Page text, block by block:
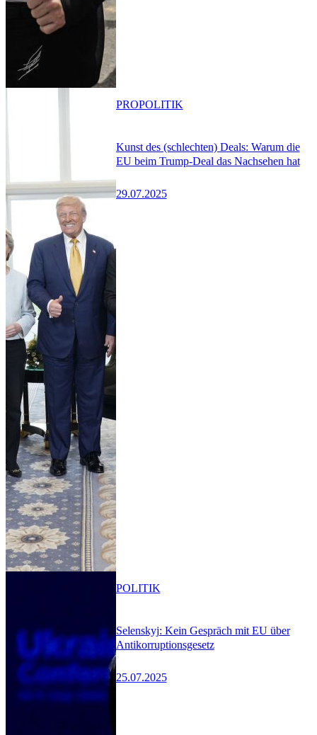
Kunst des (schlechten) Deals: Warum die
EU beim Trump-Deal das Nachsehen hat
29.07.2025
PROPOLITIK
Selenskyj: Kein Gespräch mit EU über
Antikorruptionsgesetz
25.07.2025
POLITIK